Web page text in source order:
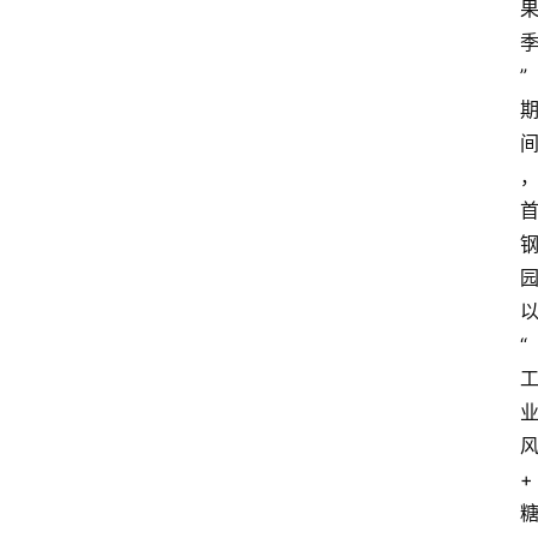
果
季
”
期
间
，
首
钢
园
以
“
工
业
风
+
糖